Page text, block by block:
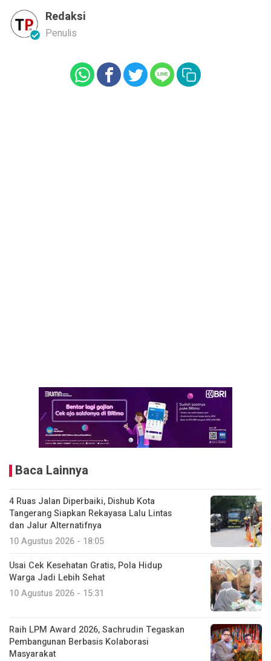
Redaksi
Penulis
Baca Lainnya
4 Ruas Jalan Diperbaiki, Dishub Kota
Tangerang Siapkan Rekayasa Lalu Lintas
dan Jalur Alternatifnya
10 Agustus 2026 - 18:05
Usai Cek Kesehatan Gratis, Pola Hidup
Warga Jadi Lebih Sehat
10 Agustus 2026 - 15:31
Raih LPM Award 2026, Sachrudin Tegaskan
Pembangunan Berbasis Kolaborasi
Masyarakat